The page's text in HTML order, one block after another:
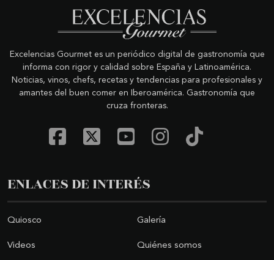
Excelencias Gourmet es un periódico digital de gastronomía que
informa con rigor y calidad sobre España y Latinoamérica.
Noticias, vinos, chefs, recetas y tendencias para profesionales y
amantes del buen comer en Iberoamérica. Gastronomía que
cruza fronteras.
ENLACES DE INTERÉS
Quiosco Galería
Videos Quiénes somos